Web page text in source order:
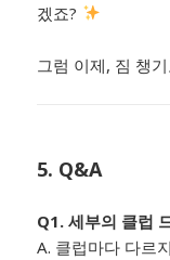
겠죠?
그럼 이제, 짐 챙
5. Q&A
Q1. 세부의 클럽
A. 클럽마다 다르